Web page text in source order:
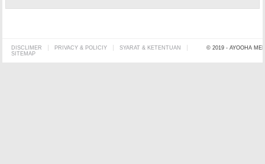
© 2019 - AYOOHA
DISCLIMER PRIVACY & POLICIY
SYARAT & KETENTUAN
SITEMAP